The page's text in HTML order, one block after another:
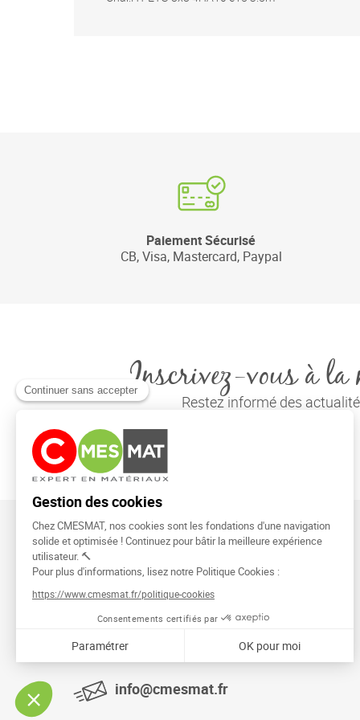
Paiement Sécurisé
CB, Visa, Mastercard, Paypal
Inscrivez-vous à la
Restez informé des
CMESMAT
91026 EVRY COURCOURONNES
info@cmesmat.fr